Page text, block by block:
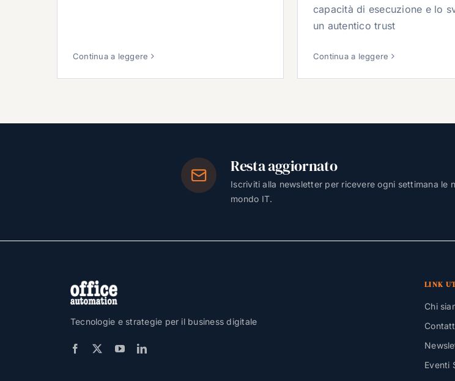
Continua a leggere
capacità di esecuzione e lo
un autentico trust
Continua a leggere
Resta aggiornato
Iscriviti alla newsletter per ricevere ogni settimana le
mondo IT.
Tecnologie e strategie per il business digitale
LINK
Chi
Eventi